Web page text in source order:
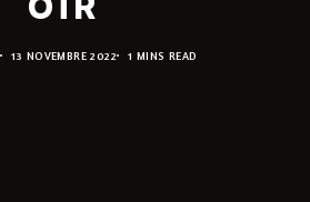
13 NOVEMBRE 2022 1 MINS READ